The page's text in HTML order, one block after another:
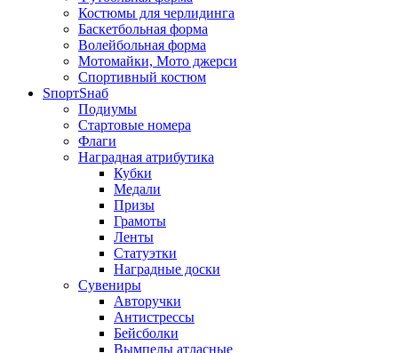
Костюмы для черлидинга
Баскетбольная форма
Волейбольная форма
Мотомайки, Мото джерси
Спортивный костюм
SпортSнаб
Подиумы
Стартовые номера
Флаги
Наградная атрибутика
Кубки
Медали
Призы
Грамоты
Ленты
Статуэтки
Наградные доски
Сувениры
Авторучки
Антистрессы
Бейсболки
Вымпелы атласные